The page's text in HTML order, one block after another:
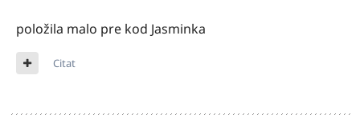
položila malo pre kod Jasminka
Citat